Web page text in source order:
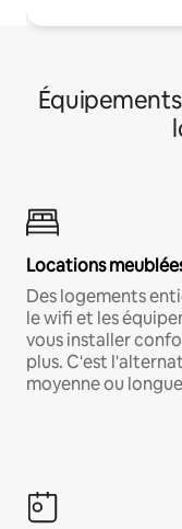
Locations
Des logements
le wifi et les
vous installer
plus. C'est
moyenne ou